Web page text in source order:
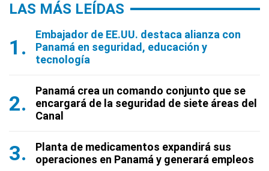
LAS MÁS LEÍDAS
Embajador de EE.UU. destaca alianza con
Panamá en seguridad, educación y
tecnología
Panamá crea un comando conjunto que se
encargará de la seguridad de siete áreas del
Canal
Planta de medicamentos expandirá sus
operaciones en Panamá y generará empleos